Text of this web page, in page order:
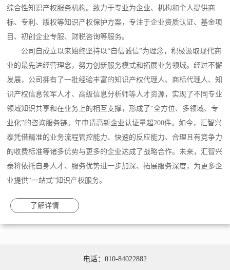
综合性知识产权服务机构。致力于专业为企业、机构和个人提供商
标、专利、版权等知识产权保护方案，专注于企业资质认证、基金项
目、初创企业专服、财税咨询等服务。
公司自成立以来始终坚持以“自信诚信”为理念，积极汲取现代商
业的最先进经营理念，努力创新服务模式和拓展业务领域。经过不懈
发展，公司拥有了一批经验丰富的知识产权代理人、商标代理人、知
识产权信息领军人才、高级信息分析师等人才资源，实现了不同专业
领域知识共享和在业务上的相互支撑，形成了“全方位、多领域、专
业化”的咨询服务链。年申请高新企业认证量超200件。如今，汇智兴
泰凭借精准的业务流程管控能力、快速的反应能力、合理且有竞争力
的收费标准等诸多优势与更多的企业达成了战略合作。未来，汇智兴
泰将依托自身人才、服务优势进一步加深、拓展服务深度，为更多企
业提供“一站式”知识产权服务。
了解详情
电话：010-84022882